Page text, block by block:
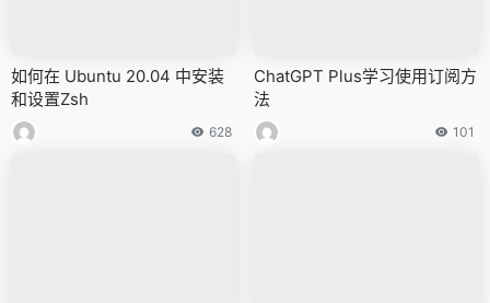
如何在 Ubuntu 20.04 中安装
和设置Zsh
628
ChatGPT Plus学习使用订阅方
法
101